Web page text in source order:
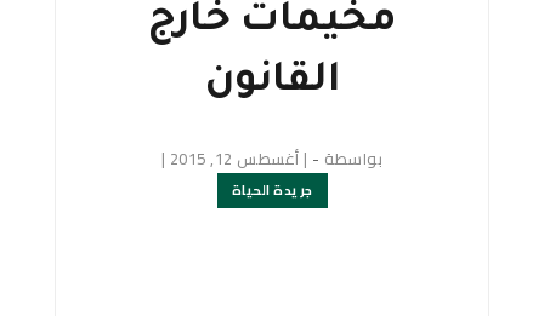
مخيمات خارج
القانون
بواسطة -
| أغسطس 12, 2015 |
جريدة الحياة